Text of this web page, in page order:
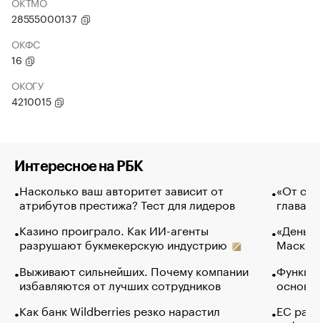
28555000137
ОКФС
16
ОКОГУ
4210015
Интересное на РБК
Насколько ваш авторитет зависит от
атрибутов престижа? Тест для лидеров
Казино проиграло. Как ИИ-агенты
разрушают букмекерскую индустрию
Выживают сильнейших. Почему компании
избавляются от лучших сотрудников
Как банк Wildberries резко нарастил
«От
глава
Маск в
основ
ЕС